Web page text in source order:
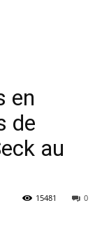
en
de
au
0
15481